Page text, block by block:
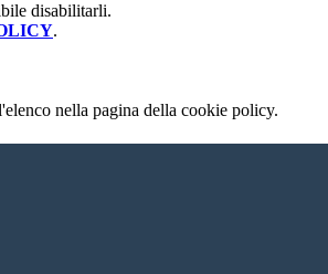
disabilitarli.
.
nella pagina della cookie policy.